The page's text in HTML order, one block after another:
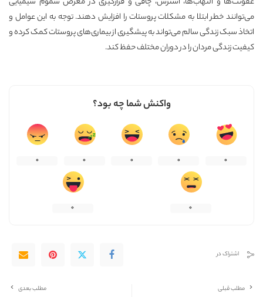
می‌توانند خطر ابتلا به مشکلات پروستات را افزایش دهند. توجه به این عوامل و
اتخاذ سبک زندگی سالم می‌تواند به پیشگیری از بیماری‌های پروستات کمک کرده و
کیفیت زندگی مردان را در دوران مختلف حفظ کند.
واکنش شما چه بود؟
0
0
0
0
0
0
0
اشتراک در
مطلب قبلی مطلب بعدی